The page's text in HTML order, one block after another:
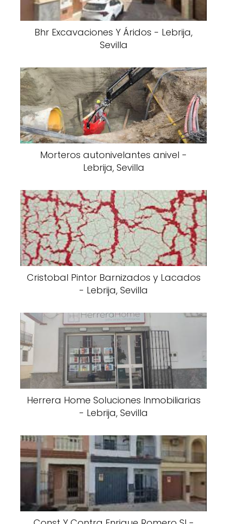
Bhr Excavaciones Y Áridos - Lebrija,
Sevilla
Morteros autonivelantes anivel -
Lebrija, Sevilla
Cristobal Pintor Barnizados y Lacados
- Lebrija, Sevilla
Herrera Home Soluciones Inmobiliarias
- Lebrija, Sevilla